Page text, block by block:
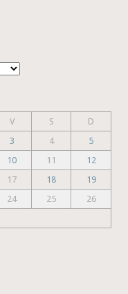
V S
D
3 4
5
10 11
12
17 18
19
24 25
26